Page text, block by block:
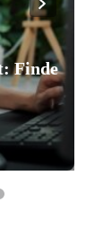
Finde